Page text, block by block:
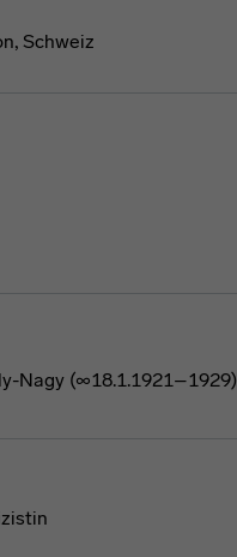
Schweiz
Nagy (∞18.1.1921–1929)